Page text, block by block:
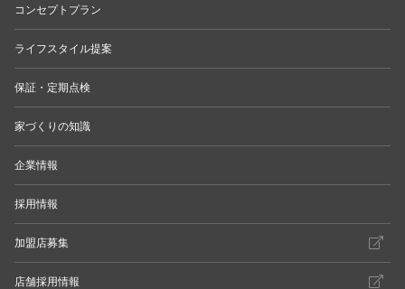
コンセプトプラン
ライフスタイル提案
保証・定期点検
家づくりの知識
企業情報
採用情報
加盟店募集
店舗採用情報